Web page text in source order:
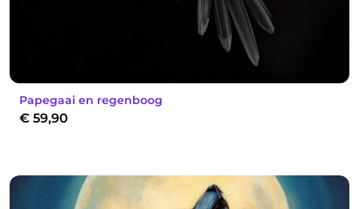
Papegaai en regenboog
€ 59,90